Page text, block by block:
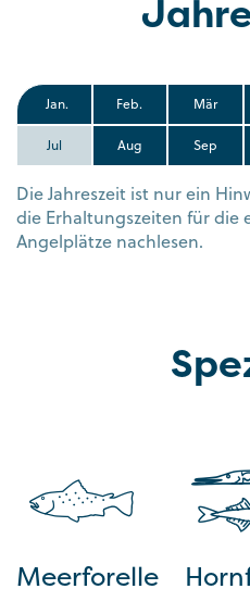
Jan. Feb. Mär
Jul Aug Sep
Die Jahreszeit ist nur ein
die Erhaltungszeiten für die
Angelplätze nachlesen.
Meerforelle